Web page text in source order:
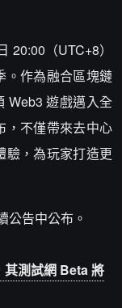
20:00（UTC+8）
。作為融合區塊鏈
Web3 遊戲邁入全
，不僅帶來去中心
驗，為玩家打造更
公告中公布。
測試網 Beta 將